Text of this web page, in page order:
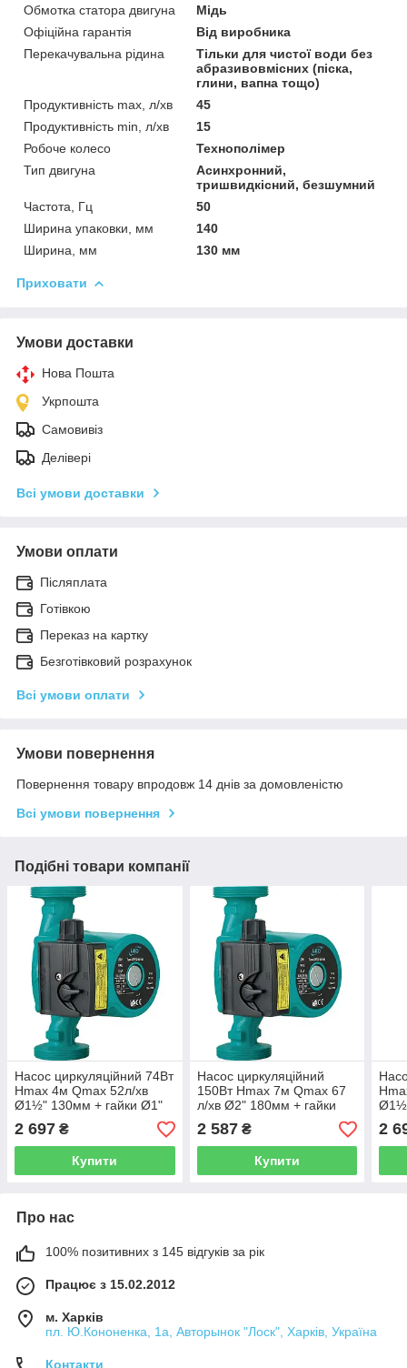
Обмотка статора двигуна
Мідь
Офіційна гарантія
Від виробника
Перекачувальна рідина
Тільки для чистої води без
абразивовмісних (піска,
глини, вапна тощо)
Продуктивність max, л/хв
45
Продуктивність min, л/хв
15
Робоче колесо
Технополімер
Тип двигуна
Асинхронний,
тришвидкісний, безшумний
Частота, Гц
50
Ширина упаковки, мм
140
Ширина, мм
130 мм
Приховати
Умови доставки
Нова Пошта
Укрпошта
Самовивіз
Делівері
Всі умови доставки
Умови оплати
Післяплата
Готівкою
Переказ на картку
Безготівковий розрахунок
Всі умови оплати
Умови повернення
Повернення товару впродовж 14 днів за домовленістю
Всі умови повернення
Подібні товари компанії
Насос циркуляційний 74Вт
Hmax 4м Qmax 52л/хв
Ø1½" 130мм + гайки Ø1"
LEO 3.0 (774413)
2 697 ₴
Купити
Насос циркуляційний
150Вт Hmax 7м Qmax 67
л/хв Ø2" 180мм + гайки
Ø1¼" LEO 3.0 (774444)
2 587₴
Купити
2
Про нас
100% позитивних з 145 відгуків за рік
Працює з 15.02.2012
м. Харків
пл. Ю.Кононенка, 1а, Авторынок "Лоск", Харків, Україна
Контакти